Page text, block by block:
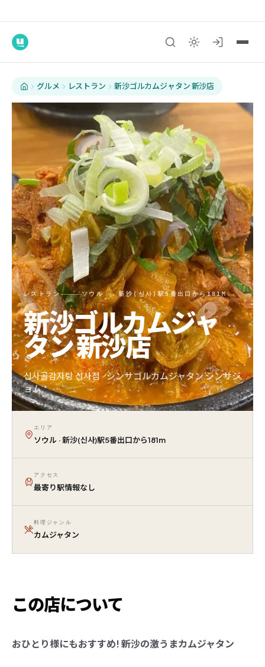
グルメ レストラン 新沙ゴルカムジャタン 新沙店
レストラン ソウル · 新沙(신사)駅5番出口から181M
新沙ゴルカムジャ
タン 新沙店
신사골감자탕 신사점 · シンサゴルカムジャタン シンサジ
ョム
エリア
ソウル · 新沙(신사)駅5番出口から181m
アクセス
最寄り駅情報なし
料理ジャンル
カムジャタン
この店について
おひとり様にもおすすめ! 新沙の激うまカムジャタン